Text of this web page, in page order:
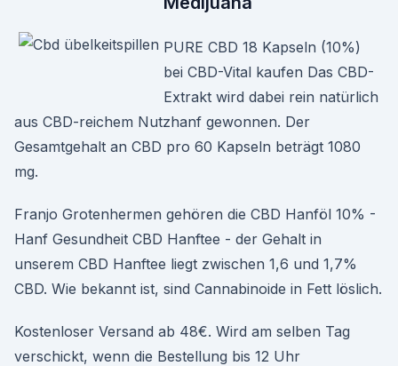
PURE CBD 18 Kapseln (10%)
bei CBD-Vital kaufen Das CBD-
Extrakt wird dabei rein natürlich
aus CBD-reichem Nutzhanf gewonnen. Der
Gesamtgehalt an CBD pro 60 Kapseln beträgt 1080
mg.
Franjo Grotenhermen gehören die CBD Hanföl 10% -
Hanf Gesundheit CBD Hanftee - der Gehalt in
unserem CBD Hanftee liegt zwischen 1,6 und 1,7%
CBD. Wie bekannt ist, sind Cannabinoide in Fett löslich.
Kostenloser Versand ab 48€. Wird am selben Tag
verschickt, wenn die Bestellung bis 12 Uhr